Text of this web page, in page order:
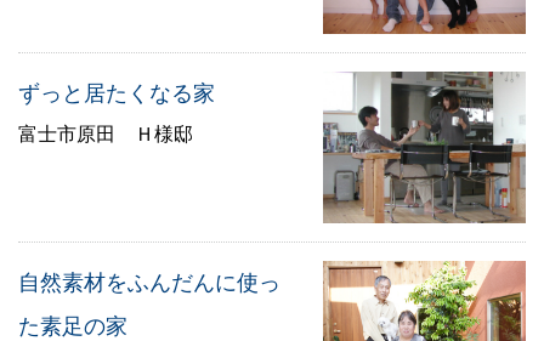
ずっと居たくなる家
富士市原田 Ｈ様邸
自然素材をふんだんに使っ
た素足の家